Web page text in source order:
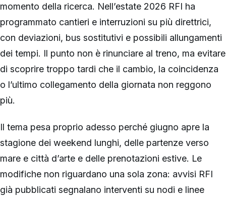
momento della ricerca. Nell’estate 2026 RFI ha
programmato cantieri e interruzioni su più direttrici,
con deviazioni, bus sostitutivi e possibili allungamenti
dei tempi. Il punto non è rinunciare al treno, ma evitare
di scoprire troppo tardi che il cambio, la coincidenza
o l’ultimo collegamento della giornata non reggono
più.
Il tema pesa proprio adesso perché giugno apre la
stagione dei weekend lunghi, delle partenze verso
mare e città d’arte e delle prenotazioni estive. Le
modifiche non riguardano una sola zona: avvisi RFI
già pubblicati segnalano interventi su nodi e linee